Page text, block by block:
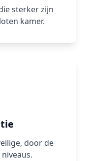
sterker zijn
kamer.
door de